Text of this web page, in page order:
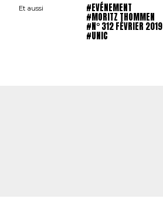
Et aussi #EVÉNEMENT
#MORITZ THOMMEN
#N° 312 FÉVRIER 2019
#UNIC